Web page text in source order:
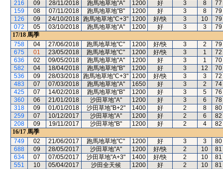
216
09 28/11/2018 跑馬地草地"A" 1200 好 3 8
77
159
08 07/11/2018 跑馬地草地"B" 1200 好 3 8
79
126
09 24/10/2018 跑馬地草地"C+3" 1200 好/快 3 10
79
072
05 03/10/2018 跑馬地草地"A" 1200 好 3 3
79
17/18 馬季
758
04 27/06/2018 跑馬地草地"C" 1200 好/快 3 2
79
675
01 23/05/2018 跑馬地草地"C" 1200 好/快 3 1
72
636
02 09/05/2018 跑馬地草地"A" 1200 好 3 1
70
582
04 18/04/2018 跑馬地草地"B" 1200 好 3 12
70
536
09 28/03/2018 跑馬地草地"C+3" 1200 好/快 3 3
72
483
07 07/03/2018 跑馬地草地"A" 1650 好 3 2
74
425
07 14/02/2018 跑馬地草地"B" 1200 好 3 5
76
360
06 21/01/2018 沙田草地"A" 1200 好 3 6
78
318
09 01/01/2018 沙田草地"B+2" 1400 好 2 8
80
259
07 10/12/2017 沙田草地"A" 1200 好 2 6
82
208
09 19/11/2017 沙田草地"B" 1200 好 2 4
82
16/17 馬季
749
02 21/06/2017 跑馬地草地"C" 1200 好 3 3
80
688
09 28/05/2017 沙田草地"A" 1200 好/快 2 10
81
634
07 07/05/2017 沙田草地"A+3" 1400 好/快 2 10
81
551
10 05/04/2017 沙田全天候 1200 好 2 10
81